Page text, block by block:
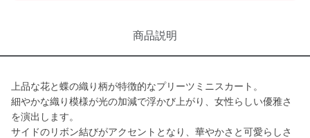
商品説明
上品な花と蝶の織り柄が特徴的なプリーツミニスカート。
細やかな織り模様が光の加減で浮かび上がり、女性らしい優雅さ
を演出します。
サイドのリボン結びがアクセントとなり、華やかさと可愛らしさ